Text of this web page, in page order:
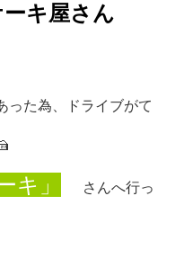
キ屋さん
った為、 ドライブがて
キ」 さんへ行っ